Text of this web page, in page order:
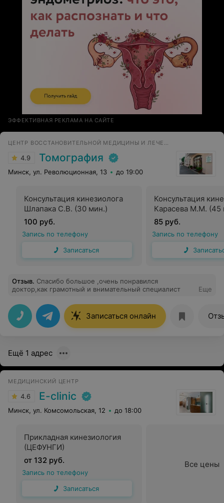
ЭФФЕКТИВНАЯ РЕКЛАМА НА САЙТЕ
ЦЕНТР ВОССТАНОВИТЕЛЬНОЙ МЕДИЦИНЫ И ЛЕЧЕНИЯ БОЛИ
4.9 Томография
Минск, ул. Революционная, 13 до 19:00
Консультация кинезиолога
Шлапака С.В. (30 мин.)
100 руб.
Запись по телефону
Записаться
Консультация
Карасева М.М. (45
85 руб.
Запись по телефону
Отзыв. Спасибо большое ,очень понравился
доктор,как грамотный и внимательный специалист
Еще
Записаться онлайн
Ещё 1 адрес
МЕДИЦИНСКИЙ ЦЕНТР
4.6 E-clinic
Минск, ул. Комсомольская, 12 до 18:00
Прикладная кинезиология
(ЦЕФУНГИ)
от 132 руб.
Запись по телефону
Записаться
Все цены